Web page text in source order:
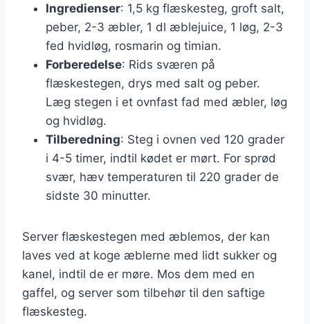
Ingredienser: 1,5 kg flæskesteg, groft salt,
peber, 2-3 æbler, 1 dl æblejuice, 1 løg, 2-3
fed hvidløg, rosmarin og timian.
Forberedelse: Rids sværen på
flæskestegen, drys med salt og peber.
Læg stegen i et ovnfast fad med æbler, løg
og hvidløg.
Tilberedning: Steg i ovnen ved 120 grader
i 4-5 timer, indtil kødet er mørt. For sprød
svær, hæv temperaturen til 220 grader de
sidste 30 minutter.
Server flæskestegen med æblemos, der kan
laves ved at koge æblerne med lidt sukker og
kanel, indtil de er møre. Mos dem med en
gaffel, og server som tilbehør til den saftige
flæskesteg.